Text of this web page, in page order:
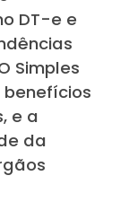
DT-e e
Simples
e a
da